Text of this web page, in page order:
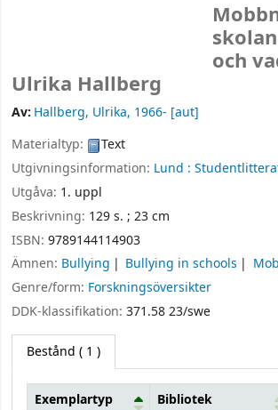
och
Ulrika Hallberg
Av: Hallberg, Ulrika, 1966- [aut]
Materialtyp:
Text
Utgivningsinformation: Lund :
Utgåva: 1. uppl
Beskrivning: 129 s. ; 23 cm
ISBN: 9789144114903
Ämnen: Bullying Bullying in schools
Genre/form: Forskningsöversikter
DDK-klassifikation: 371.58 23/swe
Bestånd ( 1 )
Exemplartyp Bibliotek